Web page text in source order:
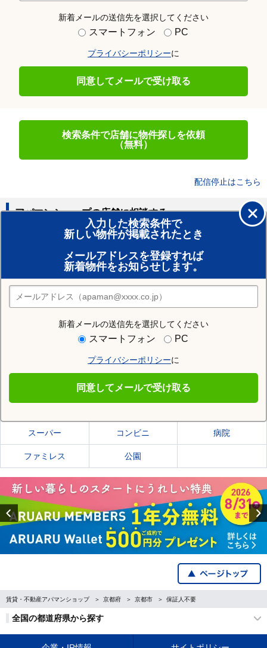
新着メールの送信先を選択してください
スマートフォン PC
プライバシーポリシーに
同意してメールで受け取る
検索条件で店舗に物件探しを依頼
（無料）
配信停止はこちら
入力した検索条件で
新しい物件が掲載されたとき
メールアドレスを登録すれば
新着物件をお知らせします。
新着メールの送信先を選択してください
スマートフォン PC
プライバシーポリシーに
同意してメールで受け取る
アパマンショップの店舗に相談する
賃貸のプロがお部屋探し！
おまかせ物件リクエスト
住みたい街の店舗を探す
店舗検索
住む街研究所で京都市北区の情報を見る
京都市北区の施設一覧
スーパー コンビニ 病院
ファミレス 公園
Previous
賃貸・不動産アパマンショップ 京都府 京都市 保証人不要
全国の都道府県から探す